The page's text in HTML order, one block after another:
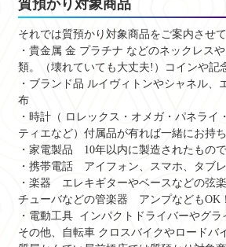
質預かり対象商品
それでは質預かり対象商品をご案内させて
・貴金属 金 プラチナ などのネックレス
類。（壊れていても大丈夫!）コインや記
・ブランド品 ルイヴィトンやシャネル、
布
・時計（ ロレックス・オメガ・パネライ
ティエなど）付属品が有れば一緒にお持
・家電製品 10年以内に製造されたもの
・携帯電話 アイフォン、スマホ、タブ
・楽器 エレキギターやベースなどの弦
チューバなどの管楽器 アンプなどもOK！
・電動工具 インパクトドライバーやグラ
その他、自転車 クロスバイクやロードバ